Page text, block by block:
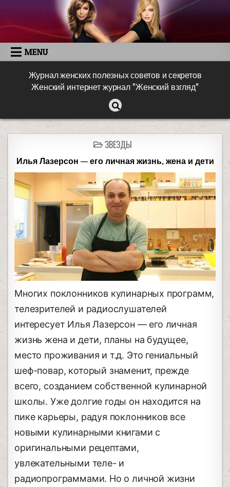
MENU
Журнал женских полезных советов и секретов
Женский интернет журнал "Женский взгляд"
ЗВЕЗДЫ
Илья Лазерсон — его личная жизнь, жена и дети
Многих поклонников кулинарных программ,
телезрителей и радиослушателей
интересует Илья Лазерсон — его личная
жизнь жена и дети, планы на будущее,
место проживания и т.д. Это гениальный
шеф-повар, который знаменит, прежде
всего, созданием собственной кулинарной
школы. Уже долгие годы он находится на
пике карьеры, радуя поклонников все
новыми кулинарными книгами с
оригинальными рецептами,
увлекательными теле- и
радиопрограммами. Но о личной жизни